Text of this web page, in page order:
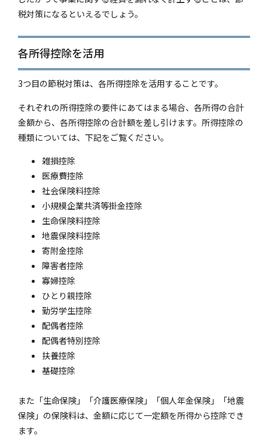
税対策になるといえるでしょう。
各所得控除を活用
3つ目の節税対策は、各所得控除を活用することです。
それぞれの所得控除の要件にあてはまる場合、各所得の合計
金額から、各所得控除の合計額を差し引けます。所得控除の
種類については、下記をご覧ください。
雑損控除
医療費控除
社会保険料控除
小規模企業共済等掛金控除
生命保険料控除
地震保険料控除
寄附金控除
障害者控除
寡婦控除
ひとり親控除
勤労学生控除
配偶者控除
配偶者特別控除
扶養控除
基礎控除
また「生命保険」「介護医療保険」「個人年金保険」「地震
保険」の保険料は、金額に応じて一定額を所得から控除でき
ます。